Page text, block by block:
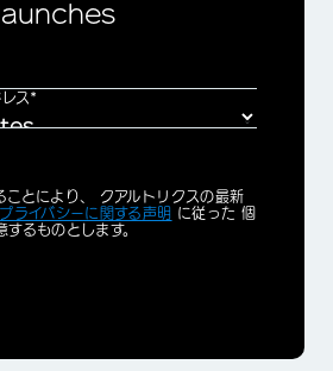
ス*
ことにより、 クアルトリクスの最新
プライバシーに関する声明 に従った 個
するものとします。